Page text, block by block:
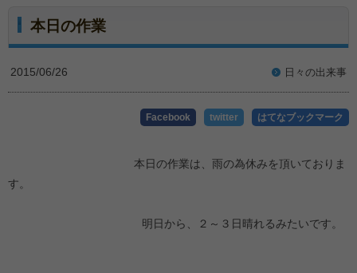
本日の作業
2015/06/26 日々の出来事
Facebook twitter はてなブックマーク
本日の作業は、雨の為休みを頂いておりま
す。
明日から、２～３日晴れるみたいです。